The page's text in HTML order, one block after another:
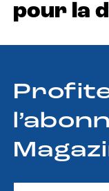
pour la